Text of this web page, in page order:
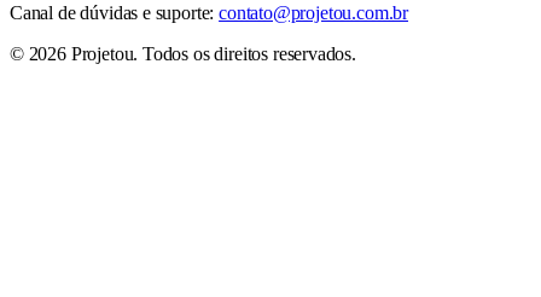
Canal de dúvidas e suporte: contato@projetou.com.br
© 2026 Projetou. Todos os direitos reservados.